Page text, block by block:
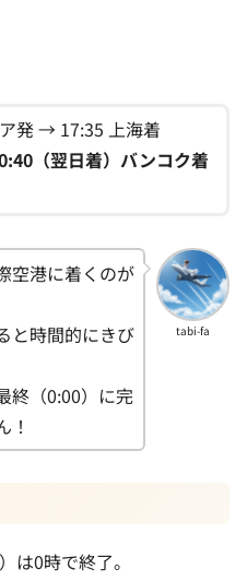
発 → 17:35 上海着
（翌日着）バンコク着
tabi-fa
空港に着くのが
と時間的にきび
終（0:00）に完
！
は0時で終了。